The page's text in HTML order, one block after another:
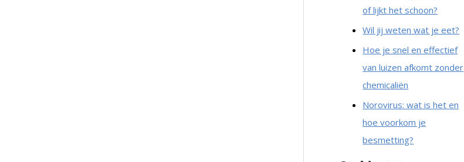
of lijkt het schoon?
Wil jij weten wat je eet?
Hoe je snel en effectief
van luizen afkomt zonder
chemicaliën
Norovirus: wat is het en
hoe voorkom je
besmetting?